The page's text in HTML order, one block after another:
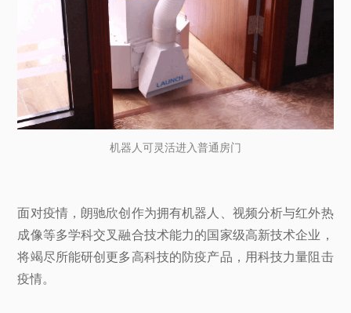
机器人可灵活进入普通房门
面对疫情，朗驰欣创作为拥有机器人、视频分析与红外热
成像等多学科交叉融合技术能力的国家级高新技术企业，
将竭尽所能研创更多高科技的防疫产品，用科技力量阻击
疫情。